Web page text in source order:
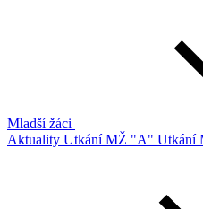
Mladší žáci
Aktuality Utkání MŽ "A" Utkání